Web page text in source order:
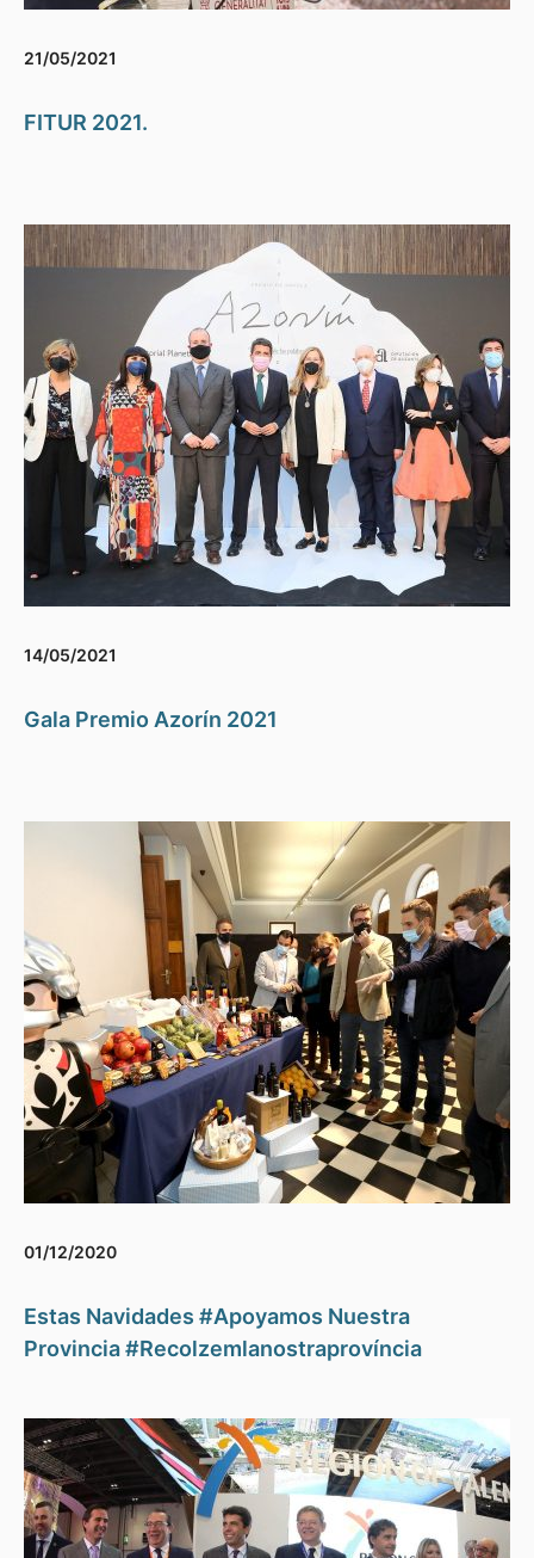
21/05/2021
FITUR 2021.
14/05/2021
Gala Premio Azorín 2021
01/12/2020
Estas Navidades #Apoyamos Nuestra
Provincia #Recolzemlanostraprovíncia